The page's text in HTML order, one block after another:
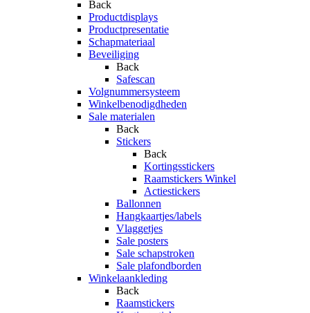
Back
Productdisplays
Productpresentatie
Schapmateriaal
Beveiliging
Back
Safescan
Volgnummersysteem
Winkelbenodigdheden
Sale materialen
Back
Stickers
Back
Kortingsstickers
Raamstickers Winkel
Actiestickers
Ballonnen
Hangkaartjes/labels
Vlaggetjes
Sale posters
Sale schapstroken
Sale plafondborden
Winkelaankleding
Back
Raamstickers